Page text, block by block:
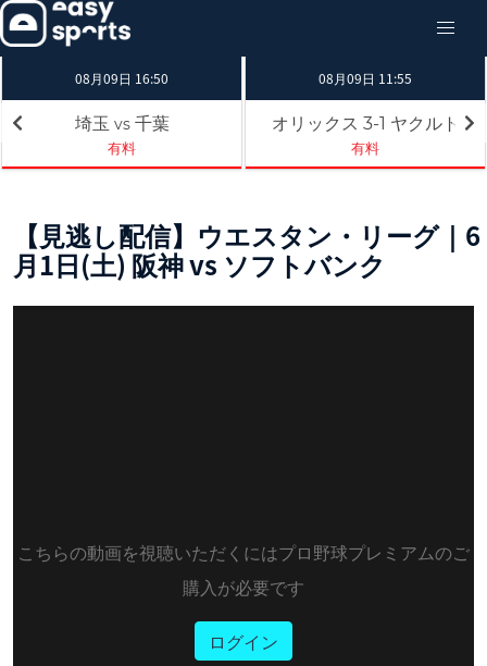
08月09日 16:50
埼玉 vs 千葉
有料
08月09日 11:55
オリックス 3-1 ヤクルト
有料
【見逃し配信】ウエスタン・リーグ｜6
月1日(土) 阪神 vs ソフトバンク
こちらの動画を視聴いただくにはプロ野球プレミアムのご
購入が必要です
ログイン